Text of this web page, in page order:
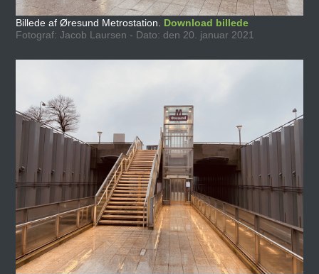
Billede af Øresund Metrostation. Download billede
Fotograf: Jacob Laursen - Dato: den 20. januar 2021